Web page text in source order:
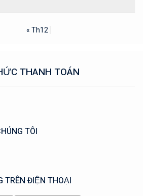
« Th12
THANH TOÁN
TÔI
TRÊN ĐIỆN THOẠI